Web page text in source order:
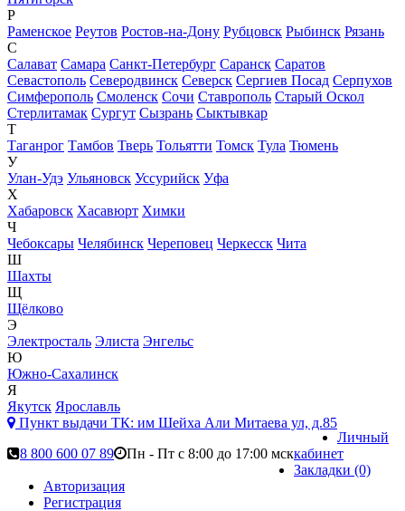
Р
Раменское Реутов Ростов-на-Дону Рубцовск Рыбинск Рязань
С
Салават Самара Санкт-Петербург Саранск Саратов
Севастополь Северодвинск Северск Сергиев Посад Серпухов
Симферополь Смоленск Сочи Ставрополь Старый Оскол
Стерлитамак Сургут Сызрань Сыктывкар
Т
Таганрог Тамбов Тверь Тольятти Томск Тула Тюмень
У
Улан-Удэ Ульяновск Уссурийск Уфа
Х
Хабаровск Хасавюрт Химки
Ч
Чебоксары Челябинск Череповец Черкесск Чита
Ш
Шахты
Щ
Щёлково
Э
Электросталь Элиста Энгельс
Ю
Южно-Сахалинск
Я
Якутск Ярославль
Пункт выдачи ТК: им Шейха Али Митаева ул, д.85
8 800 600 07 89
Пн - Пт с 8:00 до 17:00 мск
Личный
кабинет
Закладки (0)
Авторизация
Регистрация